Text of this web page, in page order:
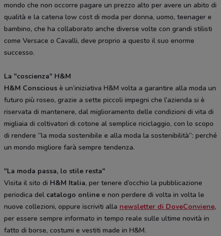
mondo che non occorre pagare un prezzo alto per avere un abito di
qualità e la catena low cost di moda per donna, uomo, teenager e
bambino, che ha collaborato anche diverse volte con grandi stilisti
come Versace o Cavalli, deve proprio a questo il suo enorme
successo.
La "coscienza" H&M
H&M Conscious è un’iniziativa H&M volta a garantire alla moda un
futuro più roseo, grazie a sette piccoli impegni che l’azienda si è
riservata di mantenere, dal miglioramento delle condizioni di vita di
migliaia di coltivatori di cotone al semplice riciclaggio, con lo scopo
di rendere “la moda sostenibile e alla moda la sostenibilità”: perché
un mondo migliore farà sempre tendenza.
"La moda passa, lo stile resta"
Visita il sito di H&M Italia, per tenere d’occhio la pubblicazione
periodica del catalogo online e non perdere di volta in volta le
nuove collezioni, oppure iscriviti alla newsletter di DoveConviene,
per essere sempre informato in tempo reale sulle ultime novità in
fatto di borse, costumi e vestiti made in H&M.